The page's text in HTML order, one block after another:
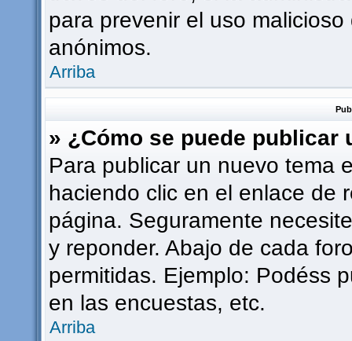
para prevenir el uso
anónimos.
Arriba
» ¿Cómo se puede publicar
Para publicar un nuevo tema
haciendo clic en el enlace de
página. Seguramente
y reponder. Abajo de cada
permitidas. Ejemplo: Podéss
en las encuestas, etc.
Arriba